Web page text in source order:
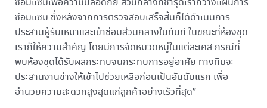
ซ่อมแซมเพื่อความปลอดภัย ส่วนกลางที่ชำรุดเราก็วางแผนการ
ซ่อมแซม ซึ่งหลังจากการตรวจสอบเสร็จสิ้นก็ได้ดำเนินการ
ประสานผู้รับเหมาและเข้าซ่อมส่วนกลางในทันที ในขณะที่ห้องชุด
เราก็ให้ความสำคัญ โดยมีการจัดหมวดหมู่ในแต่ละเคส กรณีที่
พบห้องชุดได้รับผลกระทบจนกระทบการอยู่อาศัย ทางทีมจะ
ประสานงานช่างให้เข้าไปช่วยเหลือก่อนเป็นอันดับแรก เพื่อ
อำนวยความสะดวกสูงสุดแก่ลูกค้าอย่างเร็วที่สุด”